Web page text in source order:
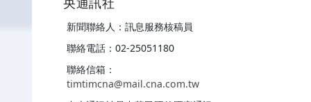
新聞聯絡人：訊息服務核稿員
聯絡電話：02-25051180
聯絡信箱：
timtimcna@mail.cna.com.tw